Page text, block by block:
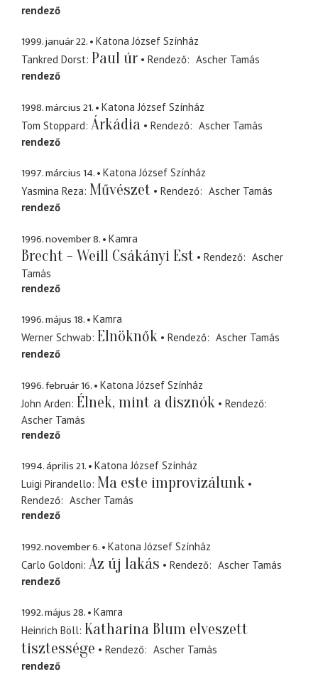
rendező
1999. január 22.
Katona József Színház
Tankred Dorst Paul úr Rendező
Ascher Tamás
rendező
1998. március 21.
Katona József Színház
Tom Stoppard Árkádia Rendező
Ascher Tamás
rendező
1997. március 14.
Katona József Színház
Yasmina Reza Művészet Rendező
Ascher Tamás
rendező
1996. november 8. Kamra
Brecht - Weill Csákányi Est Rendező
Ascher
Tamás
rendező
1996. május 18.
Kamra
Werner Schwab Elnöknők Rendező
Ascher Tamás
rendező
1996. február 16.
Katona József Színház
John Arden Élnek, mint a disznók
Rendező
Ascher Tamás
rendező
1994. április 21.
Katona József Színház
Luigi Pirandello Ma este improvizálunk
Rendező
Ascher Tamás
rendező
1992. november 6.
Katona József Színház
Carlo Goldoni Az új lakás Rendező
Ascher Tamás
rendező
1992. május 28.
Kamra
Heinrich Böll Katharina Blum elveszett
tisztessége
Rendező
Ascher Tamás
rendező